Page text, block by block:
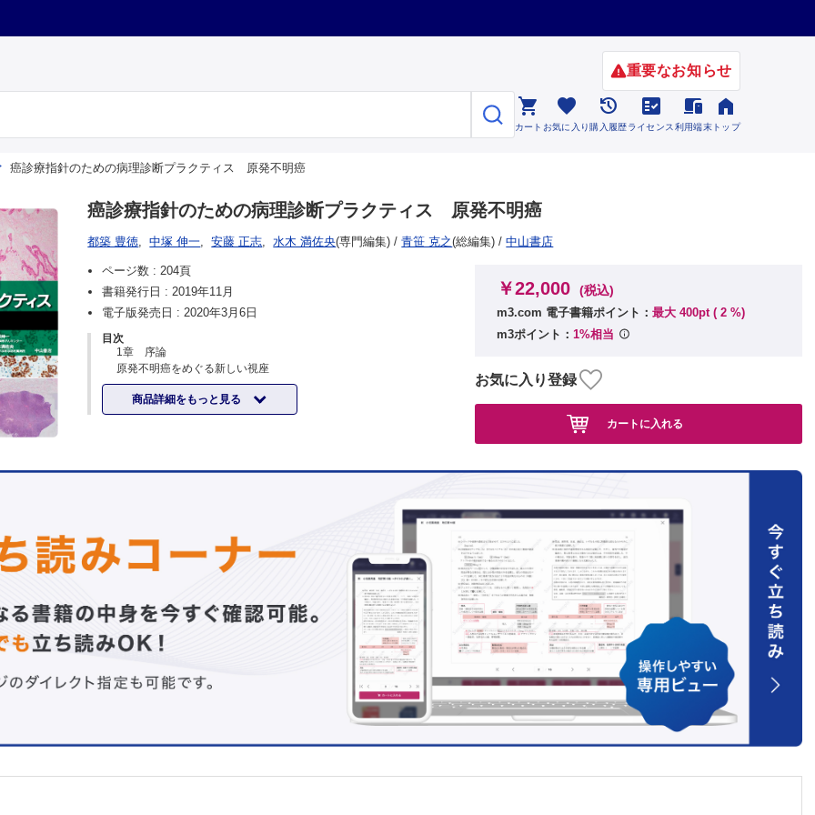
重要なお知らせ

カート

お気に入り

購入履歴

ライセンス

利用端末

トップ
癌診療指針のための病理診断プラクティス 原発不明癌
癌診療指針のための病理診断プラクティス 原発不明癌
都築 豊徳,中塚 伸一,安藤 正志,水木 満佐央(専門編集) /青笹 克之(総編集) /中山書店
ページ数 :204頁
書籍発行日 :2019年11月
電子版発売日 :2020年3月6日
目次
1章 序論
原発不明癌をめぐる新しい視座
2章 基本的知識
原発巣探索法の現状
3章 探索法の実際
骨・軟部
肝
消化管
縦隔
5章 治療法の選択
症例2 若年者に発生した由来不明の縦隔腫瘍
症例4 尿路腺癌で大腸癌の転移・浸潤と鑑別が問題となった症例
商品詳細をもっと見る
￥22,000 (税込)
m3.com 電子書籍ポイント： 最大 400pt ( 2 %)
m3ポイント： 1%相当
お気に入り登録
カートに入れる